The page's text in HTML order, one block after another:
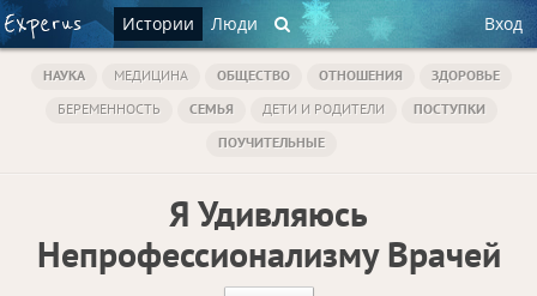
Истории Люди Вход
НАУКА МЕДИЦИНА ОБЩЕСТВО ОТНОШЕНИЯ
ЗДОРОВЬЕ
БЕРЕМЕННОСТЬ
СЕМЬЯ ДЕТИ И РОДИТЕЛИ
ПОСТУПКИ
ПОУЧИТЕЛЬНЫЕ
Я Удивляюсь
Непрофессионализму Врачей